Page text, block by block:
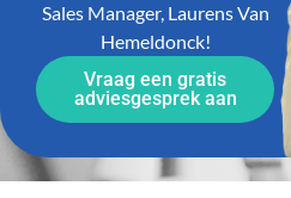
Sales Manager, Laurens Van
Hemeldonck!
Vraag een gratis
adviesgesprek aan